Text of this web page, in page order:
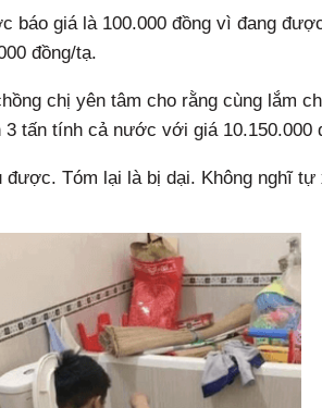
báo giá là 100.000 đồng vì đang
đồng/tạ.
chị yên tâm cho rằng cùng lắm
tấn tính cả nước với giá 10.150.000
được. Tóm lại là bị dại. Không nghĩ tự